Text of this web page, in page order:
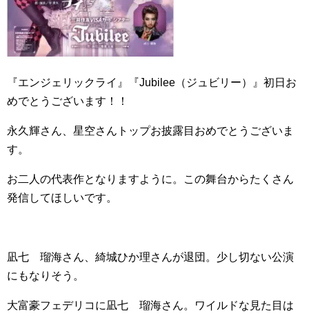
『エンジェリックライ』『Jubilee（ジュビリー）』初日お
めでとうございます！！
永久輝さん、星空さんトップお披露目おめでとうございま
す。
お二人の代表作となりますように。この舞台からたくさん
発信してほしいです。
凪七 瑠海さん、綺城ひか理さんが退団。少し切ない公演
にもなりそう。
大富豪フェデリコに凪七 瑠海さん。ワイルドな見た目は